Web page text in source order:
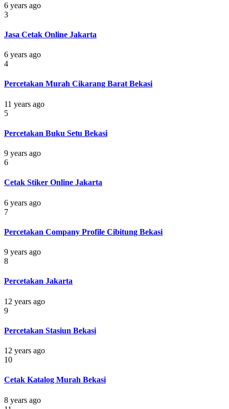
6 years ago
3
Jasa Cetak Online Jakarta
6 years ago
4
Percetakan Murah Cikarang Barat Bekasi
11 years ago
5
Percetakan Buku Setu Bekasi
9 years ago
6
Cetak Stiker Online Jakarta
6 years ago
7
Percetakan Company Profile Cibitung Bekasi
9 years ago
8
Percetakan Jakarta
12 years ago
9
Percetakan Stasiun Bekasi
12 years ago
10
Cetak Katalog Murah Bekasi
8 years ago